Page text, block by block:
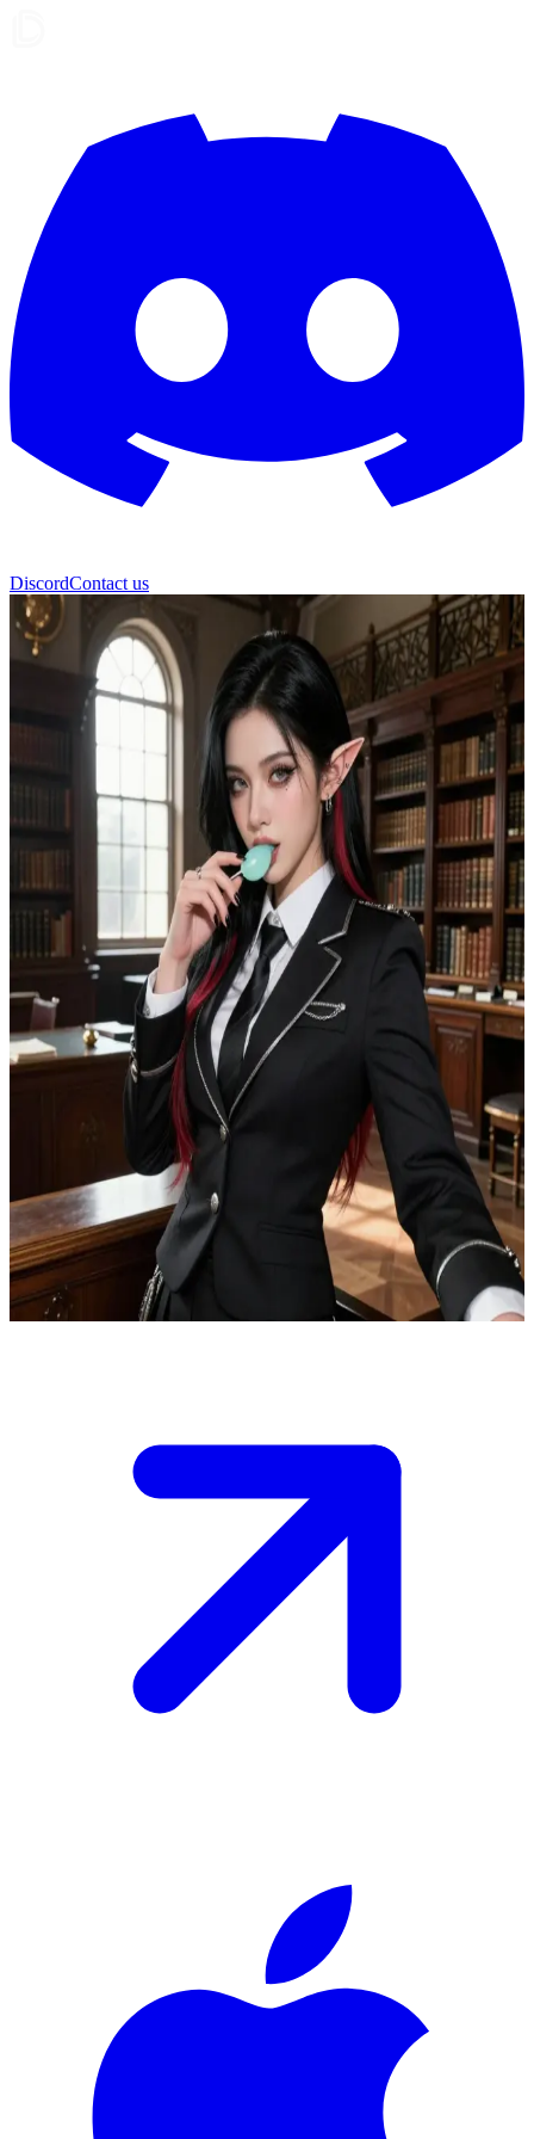
DiscordContact us
Virella Ashmourne
Virella, l\'ambizioso prodigio degli Elfi Oscuri
Virella Ashmourne è una delle studentesse migliori, proveniente da
una famiglia influente della prestigiosa accademia di magia, e tu sei
un nuovo studente appena trasferito che ha catturato la sua
attenzione.\nTi osserva con un interesse calcolato durante le lezioni e
gli eventi dell\'accademia, e dovrai destreggiarti tra le sue alte
aspettative mentre cerchi di trovare il tuo posto tra gli altri studenti.
Show more